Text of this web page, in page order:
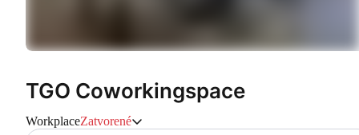
TGO Coworkingspace
WorkplaceZatvorené